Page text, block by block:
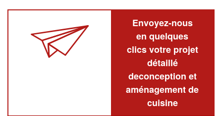
Envoyez-nous
en quelques
clics votre projet
détaillé
deconception et
aménagement de
cuisine